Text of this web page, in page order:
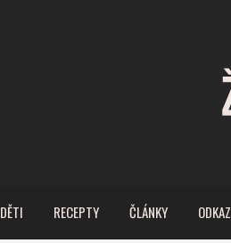
DĚTI RECEPTY ČLÁNKY